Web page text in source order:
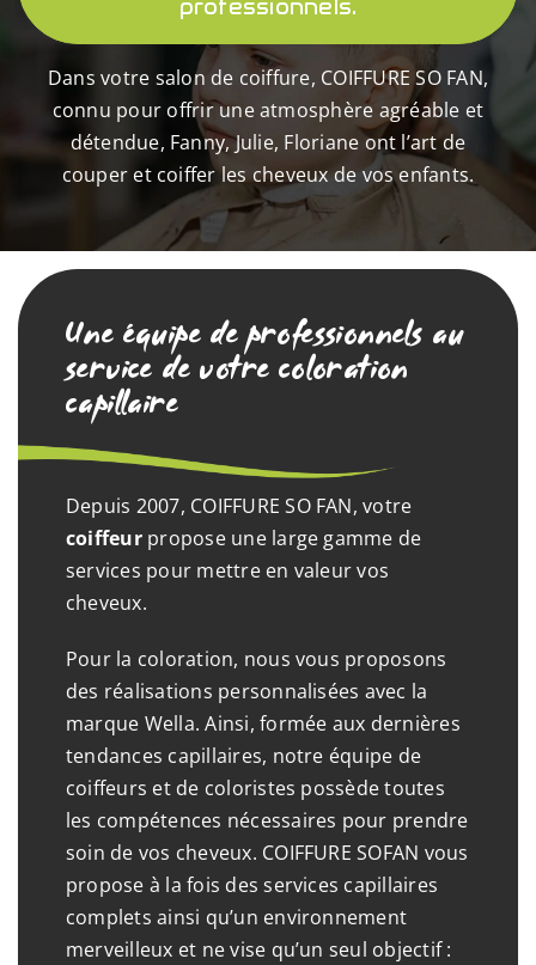
Dans votre salon de coiffure, COIFFURE SO FAN,
connu pour offrir une atmosphère agréable et
détendue, Fanny, Julie, Floriane ont l’art de
couper et coiffer les cheveux de vos enfants.
professionnels.
Une équipe de professionnels au
service de votre coloration
capillaire
Depuis 2007, COIFFURE SO FAN, votre
coiffeurpropose une large gamme de
services pour mettre en valeur vos
cheveux.
Pour la coloration, nous vous proposons
des réalisations personnalisées avec la
marque Wella. Ainsi, formée aux dernières
tendances capillaires, notre équipe de
coiffeurs et de coloristes possède toutes
les compétences nécessaires pour prendre
soin de vos cheveux. COIFFURE SOFAN vous
propose à la fois des services capillaires
complets ainsi qu’un environnement
merveilleux et ne vise qu’un seul objectif :